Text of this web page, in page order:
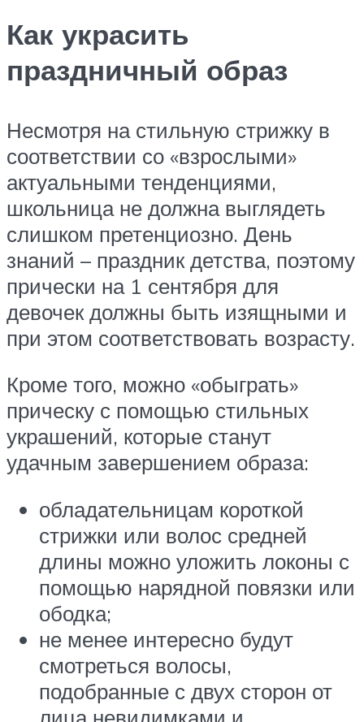
Как украсить
праздничный образ
Несмотря на стильную стрижку в
соответствии со «взрослыми»
актуальными тенденциями,
школьница не должна выглядеть
слишком претенциозно. День
знаний – праздник детства, поэтому
прически на 1 сентября для
девочек должны быть изящными и
при этом соответствовать возрасту.
Кроме того, можно «обыграть»
прическу с помощью стильных
украшений, которые станут
удачным завершением образа:
обладательницам короткой
стрижки или волос средней
длины можно уложить локоны с
помощью нарядной повязки или
ободка;
не менее интересно будут
смотреться волосы,
подобранные с двух сторон от